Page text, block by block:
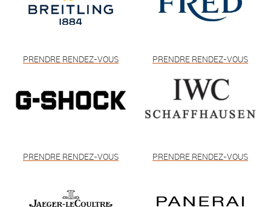
PRENDRE RENDEZ-VOUS PRENDRE RENDEZ-VOUS
PRENDRE RENDEZ-VOUS PRENDRE RENDEZ-VOUS